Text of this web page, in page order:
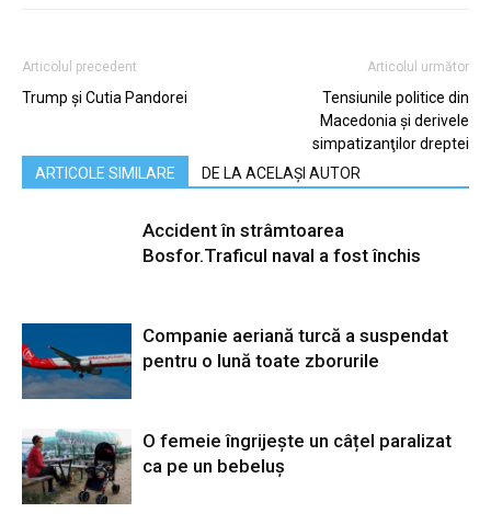
Articolul precedent
Trump şi Cutia Pandorei
Articolul următor
Tensiunile politice din
Macedonia şi derivele
simpatizanţilor dreptei
ARTICOLE SIMILARE
DE LA ACELAȘI AUTOR
Accident în strâmtoarea
Bosfor.Traficul naval a fost închis
Companie aeriană turcă a suspendat
pentru o lună toate zborurile
O femeie îngrijește un câțel paralizat
ca pe un bebeluș